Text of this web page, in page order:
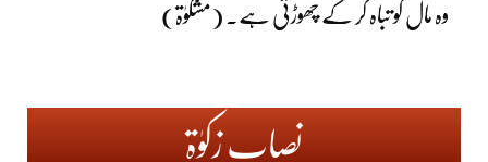
وہ مال کو تباہ کر کے چھوڑتی ہے۔ (مشکوٰۃ)
نصابِ زکوٰۃ